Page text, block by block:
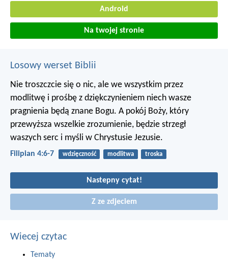
Android
Na twojej stronie
Losowy werset Biblii
Nie troszczcie się o nic, ale we wszystkim przez
modlitwę i prośbę z dziękczynieniem niech wasze
pragnienia będą znane Bogu. A pokój Boży, który
przewyższa wszelkie zrozumienie, będzie strzegł
waszych serc i myśli w Chrystusie Jezusie.
Filipian 4:6-7 wdzięczność modlitwa troska
Nastepny cytat!
Z ze zdjeciem
Wiecej czytac
Tematy